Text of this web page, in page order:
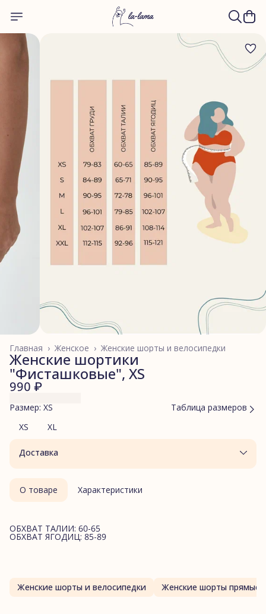
Женские шорты и велосипедки
Женское ›
Главная ›
Женские шортики
"Фисташковые", XS
990 ₽
Размер: XS
Таблица размеров
XS
XL
Доставка
О товаре Характеристики
ОБХВАТ ТАЛИИ: 60-65
ОБХВАТ ЯГОДИЦ: 85-89
Женские шорты и велосипедки Женские шорты прямые